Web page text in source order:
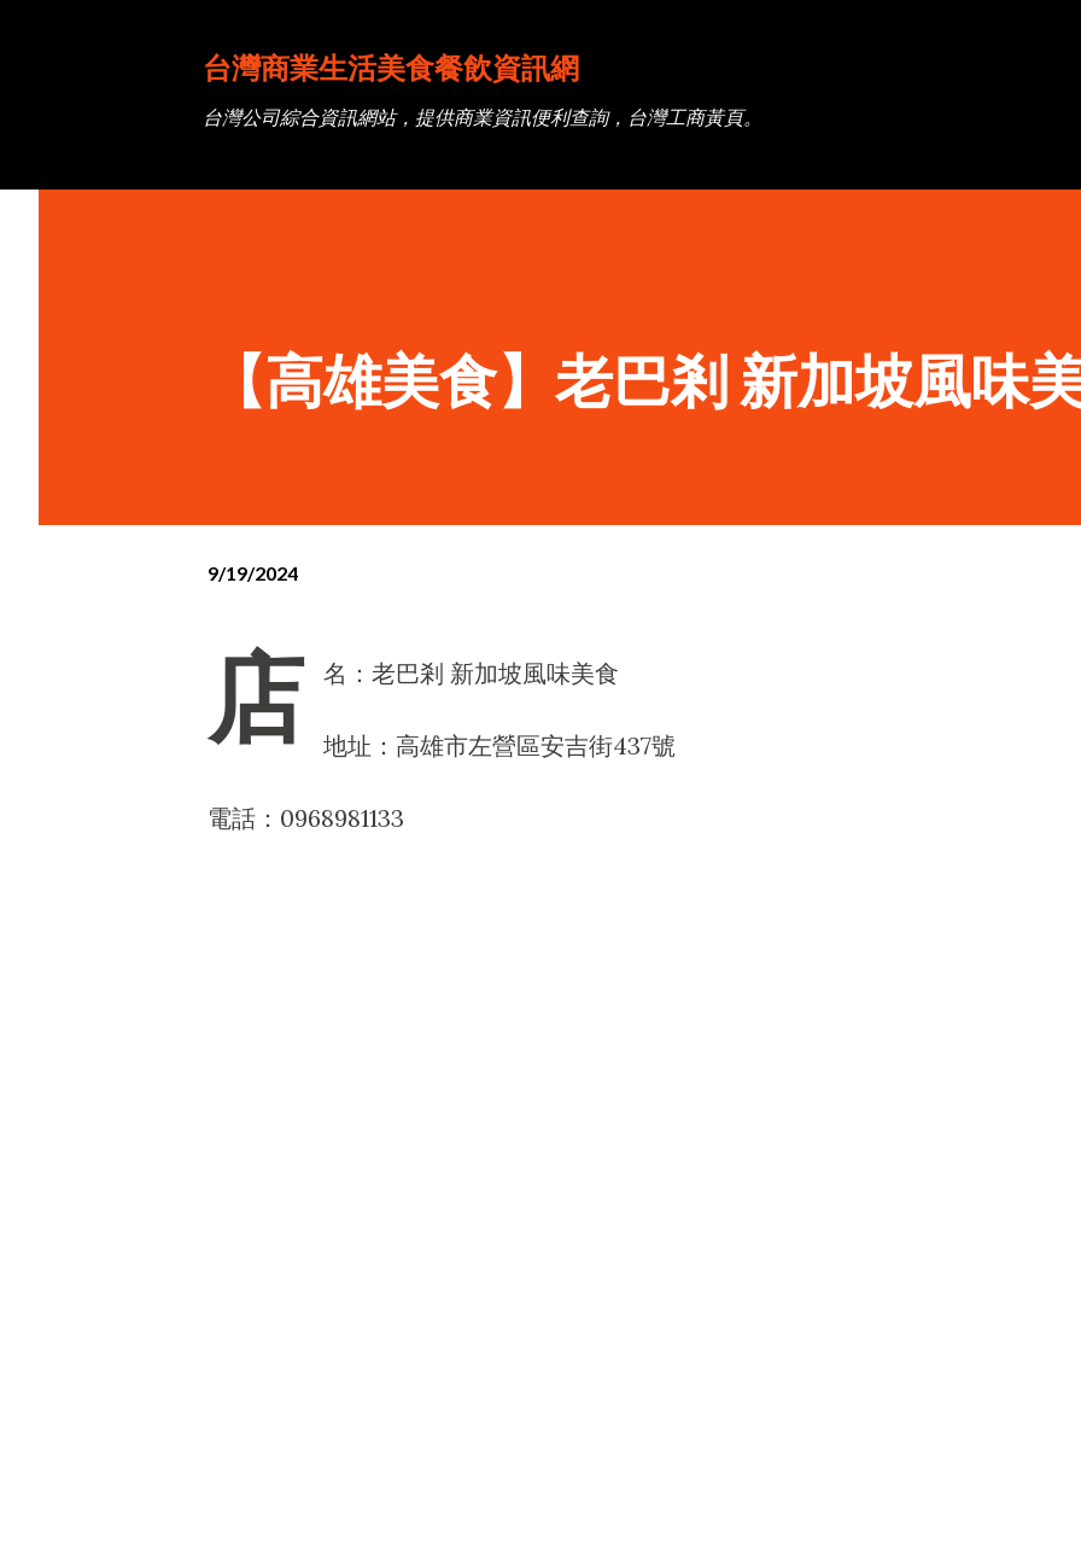
台灣商業生活美食餐飲資訊網
台灣公司綜合資訊網站，提供商業資訊便利查詢，台灣工商黃頁。
【高雄美食】老巴剎 新加坡風味
9/19/2024
店 名：老巴剎 新加坡風味美食
地址：高雄市左營區安吉街437號
電話：0968981133